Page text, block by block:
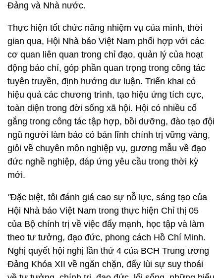
Đảng và Nhà nước.
Thực hiện tốt chức năng nhiệm vụ của mình, thời
gian qua, Hội Nhà báo Việt Nam phối hợp với các
cơ quan liên quan trong chỉ đạo, quản lý của hoạt
động báo chí, góp phần quan trọng trong công tác
tuyên truyền, định hướng dư luận. Triển khai có
hiệu quả các chương trình, tạo hiệu ứng tích cực,
toàn diện trong đời sống xã hội. Hội có nhiều cố
gắng trong công tác tập hợp, bồi dưỡng, đào tạo đội
ngũ người làm báo có bản lĩnh chính trị vững vàng,
giỏi về chuyên môn nghiệp vụ, gương mẫu về đạo
đức nghề nghiệp, đáp ứng yêu cầu trong thời kỳ
mới.
"Đặc biệt, tôi đánh giá cao sự nỗ lực, sáng tạo của
Hội Nhà báo Việt Nam trong thực hiện Chỉ thị 05
của Bộ chính trị về việc đẩy mạnh, học tập và làm
theo tư tưởng, đạo đức, phong cách Hồ Chí Minh.
Nghị quyết hội nghị lần thứ 4 của BCH Trung ương
Đảng Khóa XII về ngăn chặn, đẩy lùi sự suy thoái